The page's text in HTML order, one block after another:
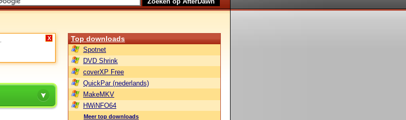
X Top downloads
Spotnet
DVD Shrink
coverXP Free
QuickPar (nederlands)
MakeMKV
HWiNFO64
Meer top downloads